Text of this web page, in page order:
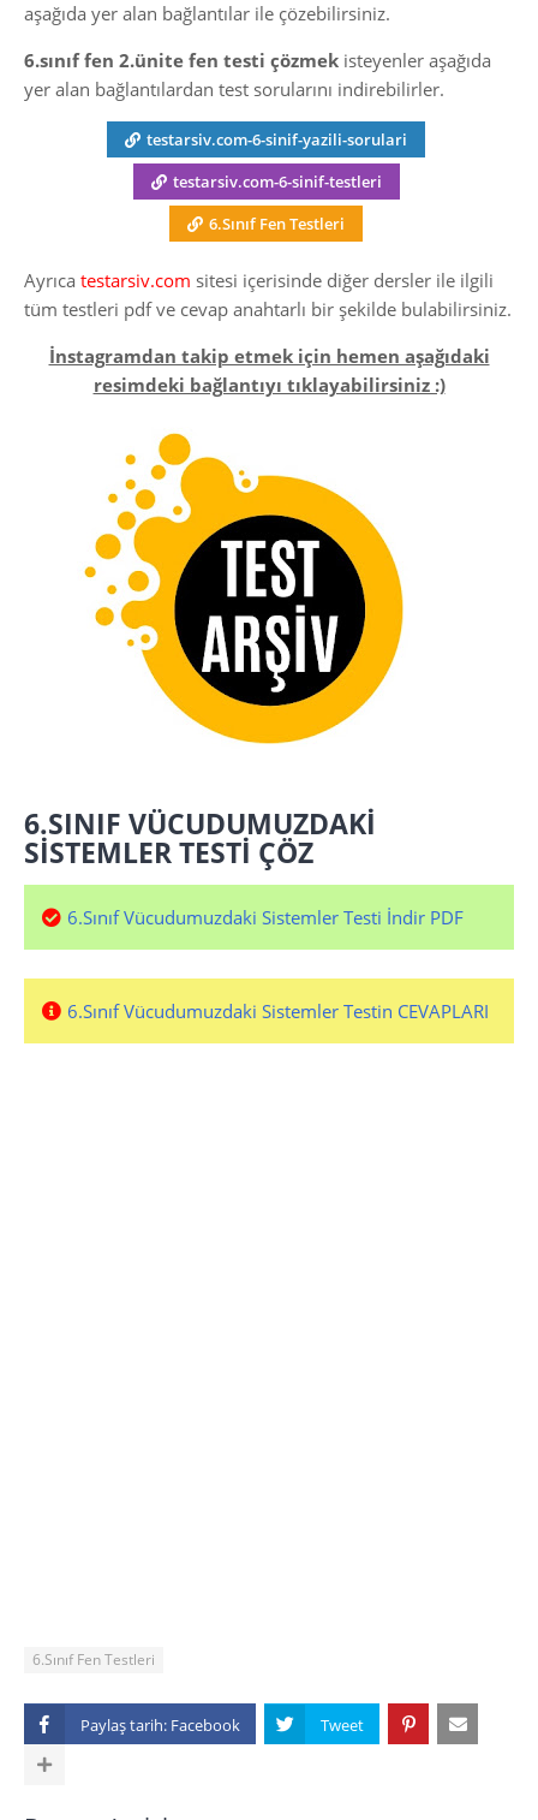
aşağıda yer alan bağlantılar ile çözebilirsiniz.
6.sınıf fen 2.ünite fen testi çözmek isteyenler aşağıda
yer alan bağlantılardan test sorularını indirebilirler.
testarsiv.com-6-sinif-yazili-sorulari
testarsiv.com-6-sinif-testleri
6.Sınıf Fen Testleri
Ayrıca testarsiv.com sitesi içerisinde diğer dersler ile ilgili
tüm testleri pdf ve cevap anahtarlı bir şekilde bulabilirsiniz.
İnstagramdan takip etmek için hemen aşağıdaki
resimdeki bağlantıyı tıklayabilirsiniz :)
6.SINIF VÜCUDUMUZDAKİ
SİSTEMLER TESTİ ÇÖZ
6.Sınıf Vücudumuzdaki Sistemler Testi İndir PDF
6.Sınıf Vücudumuzdaki Sistemler Testin CEVAPLARI
6.Sınıf Fen Testleri
Paylaş tarih: